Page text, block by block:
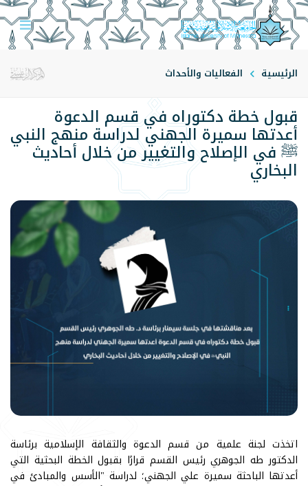
الرئيسية الفعاليات والأحداث
قبول خطة دكتوراه في قسم الدعوة
أعدتها سميرة الجهني لدراسة منهج النبي
ﷺ في الإصلاح والتغيير من خلال أحاديث
البخاري
اتخذت لجنة علمية من قسم الدعوة والثقافة الإسلامية برئاسة
الدكتور طه الجوهري رئيس القسم قرارًا بقبول الخطة البحثية التي
أعدتها الباحثة سميرة علي الجهني؛ لدراسة "الأسس والمبادئ في